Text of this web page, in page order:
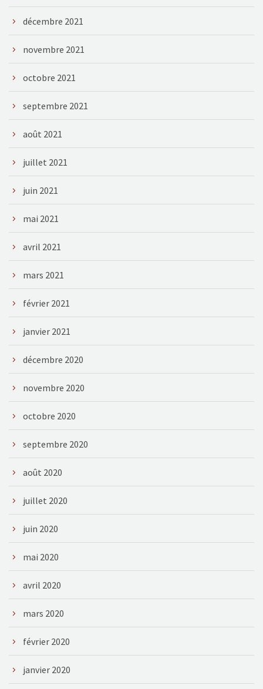
décembre 2021
novembre 2021
octobre 2021
septembre 2021
août 2021
juillet 2021
juin 2021
mai 2021
avril 2021
mars 2021
février 2021
janvier 2021
décembre 2020
novembre 2020
octobre 2020
septembre 2020
août 2020
juillet 2020
juin 2020
mai 2020
avril 2020
mars 2020
février 2020
janvier 2020